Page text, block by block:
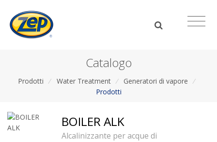
Catalogo
Prodotti / Water Treatment / Generatori di vapore /
Prodotti
BOILER ALK
Alcalinizzante per acque di